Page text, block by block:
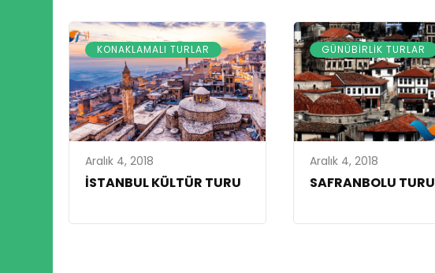
KONAKLAMALI TURLAR
Aralık 4, 2018
İSTANBUL KÜLTÜR TURU
GÜNÜBIRLIK TURLAR
Aralık 4, 2018
SAFRANBOLU TURU